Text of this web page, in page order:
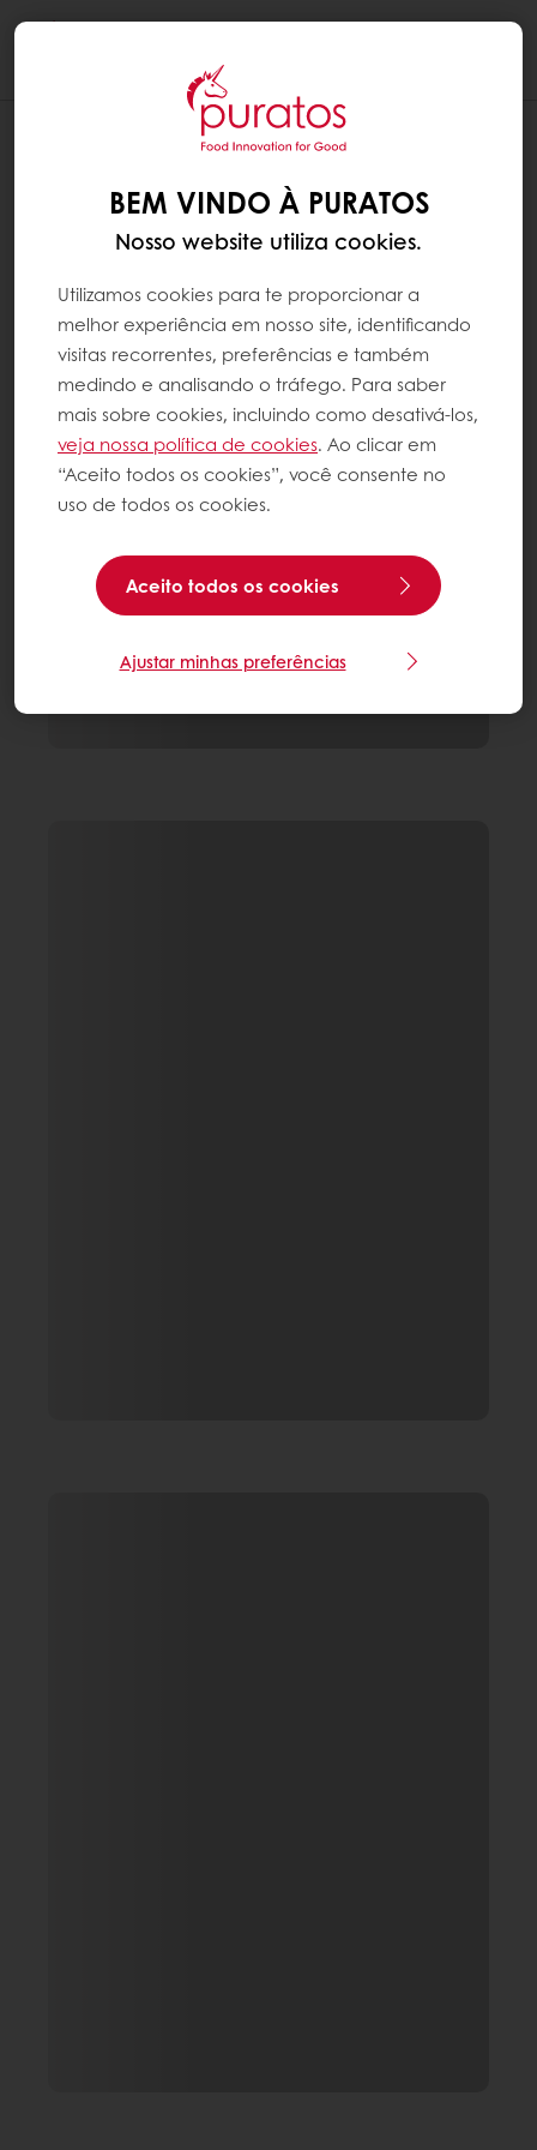
BEM VINDO À PURATOS
Nosso website utiliza cookies.
Utilizamos cookies para te proporcionar a
melhor experiência em nosso site, identificando
visitas recorrentes, preferências e também
medindo e analisando o tráfego. Para saber
mais sobre cookies, incluindo como desativá-los,
veja nossa política de cookies. Ao clicar em
“Aceito todos os cookies”, você consente no
uso de todos os cookies.
Aceito todos os cookies
Ajustar minhas preferências